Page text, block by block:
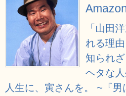
「山田
れる理由
知られ
ヘタな
人生に、寅さんを。 ~『